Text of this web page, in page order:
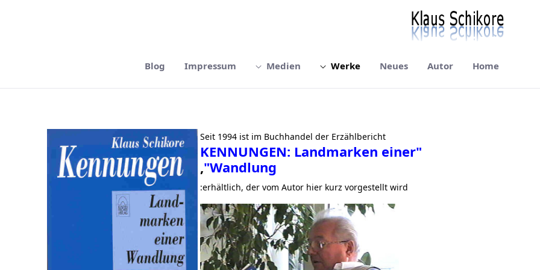
Home
Autor
Neues
Werke
Medien
Impressum
Blog
Seit 1994 ist im Buchhandel der Erzählbericht
"KENNUNGEN: Landmarken einer
Wandlung"
,
erhältlich, der vom Autor hier kurz vorgestellt wird: